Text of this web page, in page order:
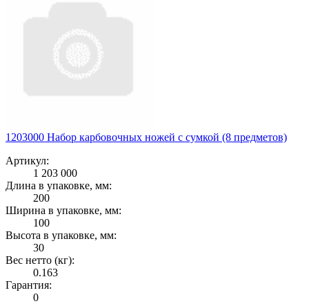
1203000 Набор карбовочных ножей с сумкой (8 предметов)
Артикул:
1 203 000
Длина в упаковке, мм:
200
Ширина в упаковке, мм:
100
Высота в упаковке, мм:
30
Вес нетто (кг):
0.163
Гарантия:
0